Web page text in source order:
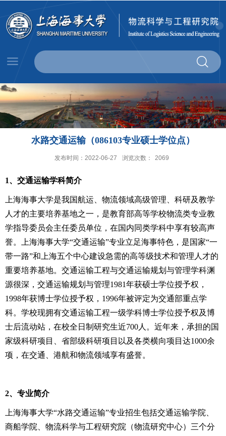
水路交通运输（086103专业硕士学位点）
发布时间：2022-06-27 浏览次数： 2069
1、交通运输学科简介
上海海事大学是我国航运、物流领域高级管理、科研及教学
人才的主要培养基地之一，是教育部高等学校物流类专业教
学指导委员会主任委员单位，在国内同类学科中享有较高声
誉。上海海事大学“交通运输”专业立足海事特色，是国家“一
带一路”和上海五个中心建设急需的高等级技术和管理人才的
重要培养基地。交通运输工程与交通运输规划与管理学科渊
源很深，交通运输规划与管理1981年获硕士学位授予权，
1998年获博士学位授予权， 1996年被评定为交通部重点学
科。学校现拥有交通运输工程一级学科博士学位授予权及博
士后流动站，在校全日制研究生近700人。近年来，承担的国
家级科研项目、省部级科研项目以及各类横向项目达1000余
项，在交通、港航和物流领域享有盛誉。
2、专业简介
上海海事大学“水路交通运输”专业招生包括交通运输学院、
商船学院、物流科学与工程研究院（物流研究中心）三个分